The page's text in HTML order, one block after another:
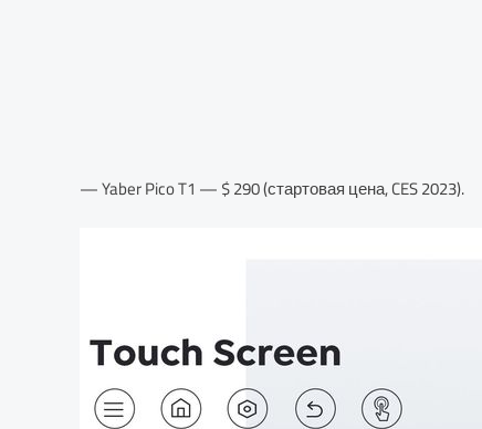
— Yaber Pico T1 — $ 290 (стартовая цена, CES 2023).